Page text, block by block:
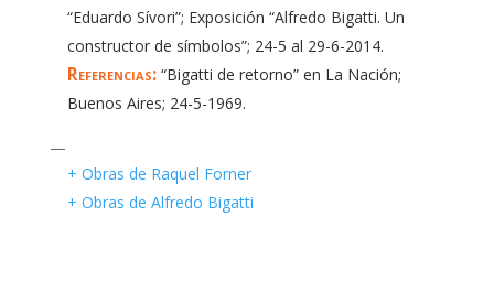
“Eduardo Sívori”; Exposición “Alfredo Bigatti. Un
constructor de símbolos”; 24-5 al 29-6-2014.
Referencias:“Bigatti de retorno” en La Nación;
Buenos Aires; 24-5-1969.
—
+ Obras de Raquel Forner
+ Obras de Alfredo Bigatti